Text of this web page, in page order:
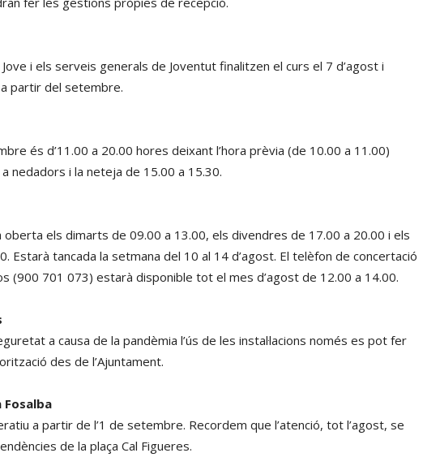
i els serveis generals de Joventut finalitzen el curs el 7 d’agost i
partir del setembre.
és d’11.00 a 20.00 hores deixant l’hora prèvia (de 10.00 a 11.00)
nedadors i la neteja de 15.00 a 15.30.
oberta els dimarts de 09.00 a 13.00, els divendres de 17.00 a 20.00 i els
Estarà tancada la setmana del 10 al 14 d’agost. El telèfon de concertació
(900 701 073) estarà disponible tot el mes d’agost de 12.00 a 14.00.
a causa de la pandèmia l’ús de les instal·lacions només es pot fer
des de l’Ajuntament.
Fosalba
a partir de l’1 de setembre. Recordem que l’atenció, tot l’agost, se
de la plaça Cal Figueres.